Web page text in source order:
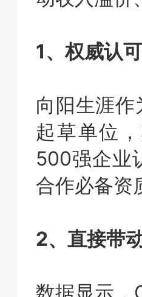
1、权威认
向阳生涯作
起草单位
500强企业
合作必备资
2、直接带